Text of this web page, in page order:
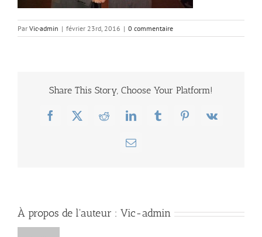
Par Vic-admin | février 23rd, 2016 | 0 commentaire
Share This Story, Choose Your Platform!
Facebook
X RedditLinkedInTumblrPinterest
Vk
Email
À propos de l'auteur : Vic-admin